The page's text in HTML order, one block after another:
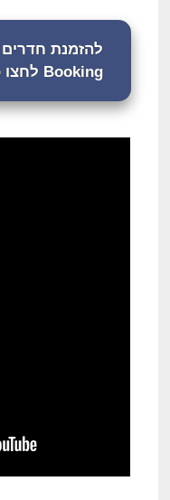
להזמנת חדרים
Booking לחצו כאן